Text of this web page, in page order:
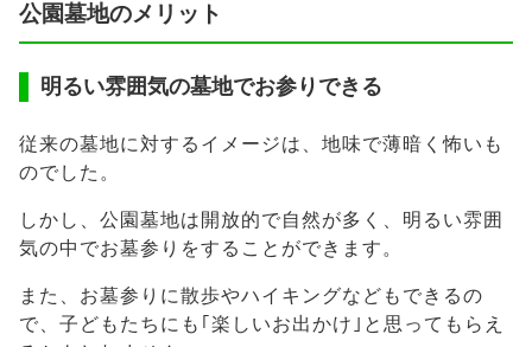
公園墓地のメリット
明るい雰囲気の墓地でお参りできる
従来の墓地に対するイメージは、地味で薄暗く怖いも
のでした。
しかし、公園墓地は開放的で自然が多く、明るい雰囲
気の中でお墓参りをすることができます。
また、お墓参りに散歩やハイキングなどもできるの
で、子どもたちにも｢楽しいお出かけ｣と思ってもらえ